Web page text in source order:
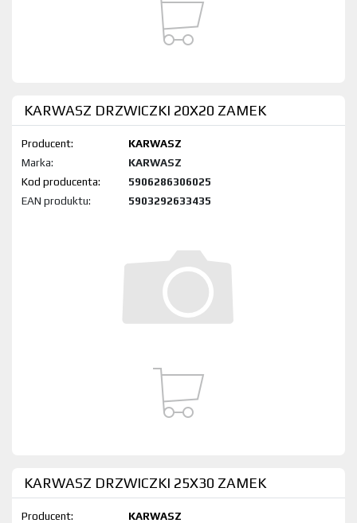
KARWASZ DRZWICZKI 20X20 ZAMEK
Producent:
KARWASZ
Marka:
KARWASZ
Kod produktu:
5906286306025
EAN produktu:
5903292633435
KARWASZ DRZWICZKI 25X30 ZAMEK
Producent:
KARWASZ